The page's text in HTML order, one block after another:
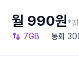
7GB 통화
월 990원*